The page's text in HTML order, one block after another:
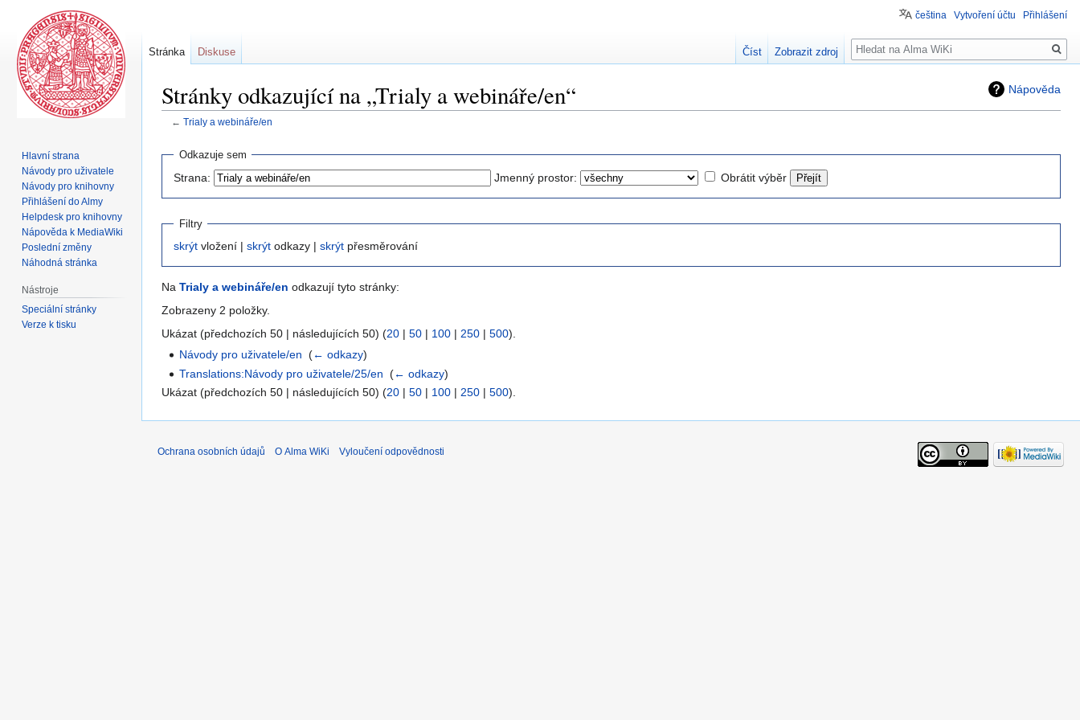
Nápověda
Stránky odkazující na „Trialy a webináře/en“
← Trialy a webináře/en
Skočit
navigaci
Skočit
vyhledávání
Odkazuje sem
Strana: Jmenný prostor: Obrátit výběr
Filtry
skrýt vložení | skrýt odkazy | skrýt přesměrování
Na Trialy a webináře/en odkazují tyto stránky:
Zobrazeny 2 položky.
Ukázat (předchozích 50 | následujících 50) (20 | 50 | 100 | 250 | 500).
Návody pro uživatele/en ‎(← odkazy)
Translations:Návody pro uživatele/25/en ‎(← odkazy)
Ukázat (předchozích 50 | následujících 50) (20 | 50 | 100 | 250 | 500).
čeština Vytvoření účtu Přihlášení
Stránka Diskuse Číst Zobrazit zdroj
Hledat
Hlavní strana
Návody pro uživatele
Návody pro knihovny
Přihlášení do Almy
Helpdesk pro knihovny
Nápověda k MediaWiki
Poslední změny
Náhodná stránka
Nástroje
Speciální stránky
Verze k tisku
Ochrana osobních údajů O Alma WiKi Vyloučení odpovědnosti